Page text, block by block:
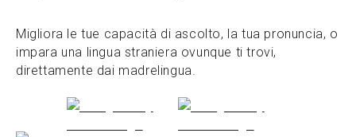
Migliora le tue capacità di ascolto, la tua pronuncia, o
impara una lingua straniera ovunque ti trovi,
direttamente dai madrelingua.